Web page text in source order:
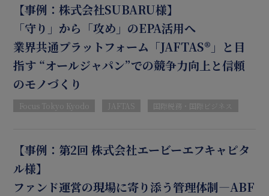
【事例：株式会社SUBARU様】
「守り」から「攻め」のEPA活用へ
業界共通プラットフォーム「JAFTAS®」と目
指す “オールジャパン”での競争力向上と信頼
のモノづくり
Focus Tokyo Kyodo JAFTAS 国際税務・国際ビジネス
【事例：第2回 株式会社エービーエフキャピタ
ル様】
ファンド運営の現場に寄り添う管理体制―ABF